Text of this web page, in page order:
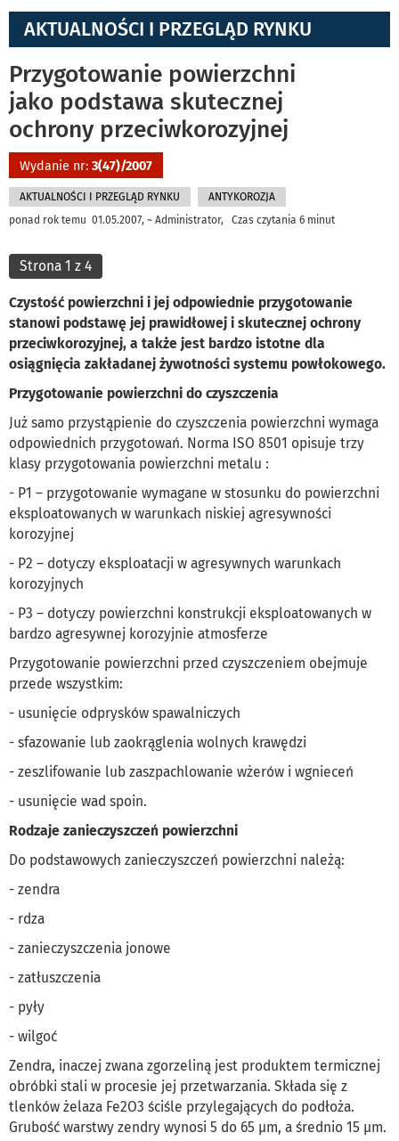
AKTUALNOŚCI I PRZEGLĄD RYNKU
Przygotowanie powierzchni
jako podstawa skutecznej
ochrony przeciwkorozyjnej
Wydanie nr: 3(47)/2007
AKTUALNOŚCI I PRZEGLĄD RYNKU
ANTYKOROZJA
ponad rok temu 01.05.2007, ~ Administrator, Czas czytania 6 minut
Strona 1 z 4
Czystość powierzchni i jej odpowiednie przygotowanie
stanowi podstawę jej prawidłowej i skutecznej ochrony
przeciwkorozyjnej, a także jest bardzo istotne dla
osiągnięcia zakładanej żywotności systemu powłokowego.
Przygotowanie powierzchni do czyszczenia
Już samo przystąpienie do czyszczenia powierzchni wymaga
odpowiednich przygotowań. Norma ISO 8501 opisuje trzy
klasy przygotowania powierzchni metalu :
- P1 – przygotowanie wymagane w stosunku do powierzchni
eksploatowanych w warunkach niskiej agresywności
korozyjnej
- P2 – dotyczy eksploatacji w agresywnych warunkach
korozyjnych
- P3 – dotyczy powierzchni konstrukcji eksploatowanych w
bardzo agresywnej korozyjnie atmosferze
Przygotowanie powierzchni przed czyszczeniem obejmuje
przede wszystkim:
- usunięcie odprysków spawalniczych
- sfazowanie lub zaokrąglenia wolnych krawędzi
- zeszlifowanie lub zaszpachlowanie wżerów i wgnieceń
- usunięcie wad spoin.
Rodzaje zanieczyszczeń powierzchni
Do podstawowych zanieczyszczeń powierzchni należą:
- zendra
- rdza
- zanieczyszczenia jonowe
- zatłuszczenia
- pyły
- wilgoć
Zendra, inaczej zwana zgorzeliną jest produktem termicznej
obróbki stali w procesie jej przetwarzania. Składa się z
tlenków żelaza Fe2O3 ściśle przylegających do podłoża.
Grubość warstwy zendry wynosi 5 do 65 µm, a średnio 15 µm.